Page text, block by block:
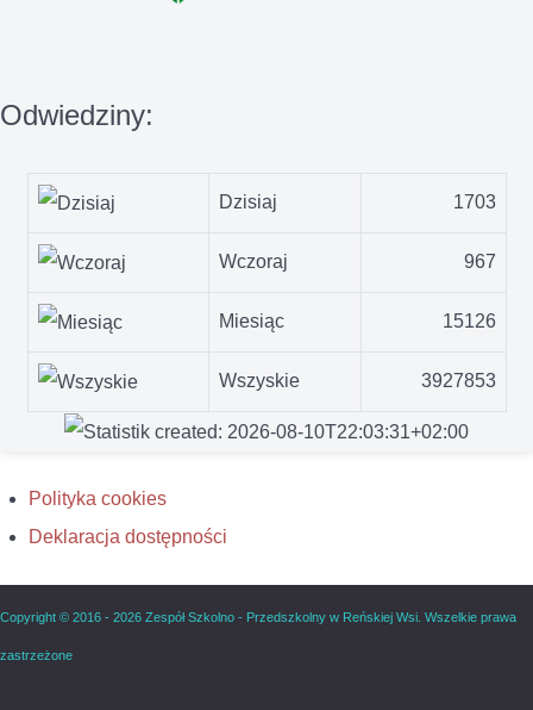
Odwiedziny:
Dzisiaj 1703
Wczoraj 967
Miesiąc 15126
Wszyskie 3927853
Polityka cookies
Deklaracja dostępności
Copyright © 2016 - 2026 Zespół Szkolno - Przedszkolny w Reńskiej Wsi. Wszelkie prawa
zastrzeżone